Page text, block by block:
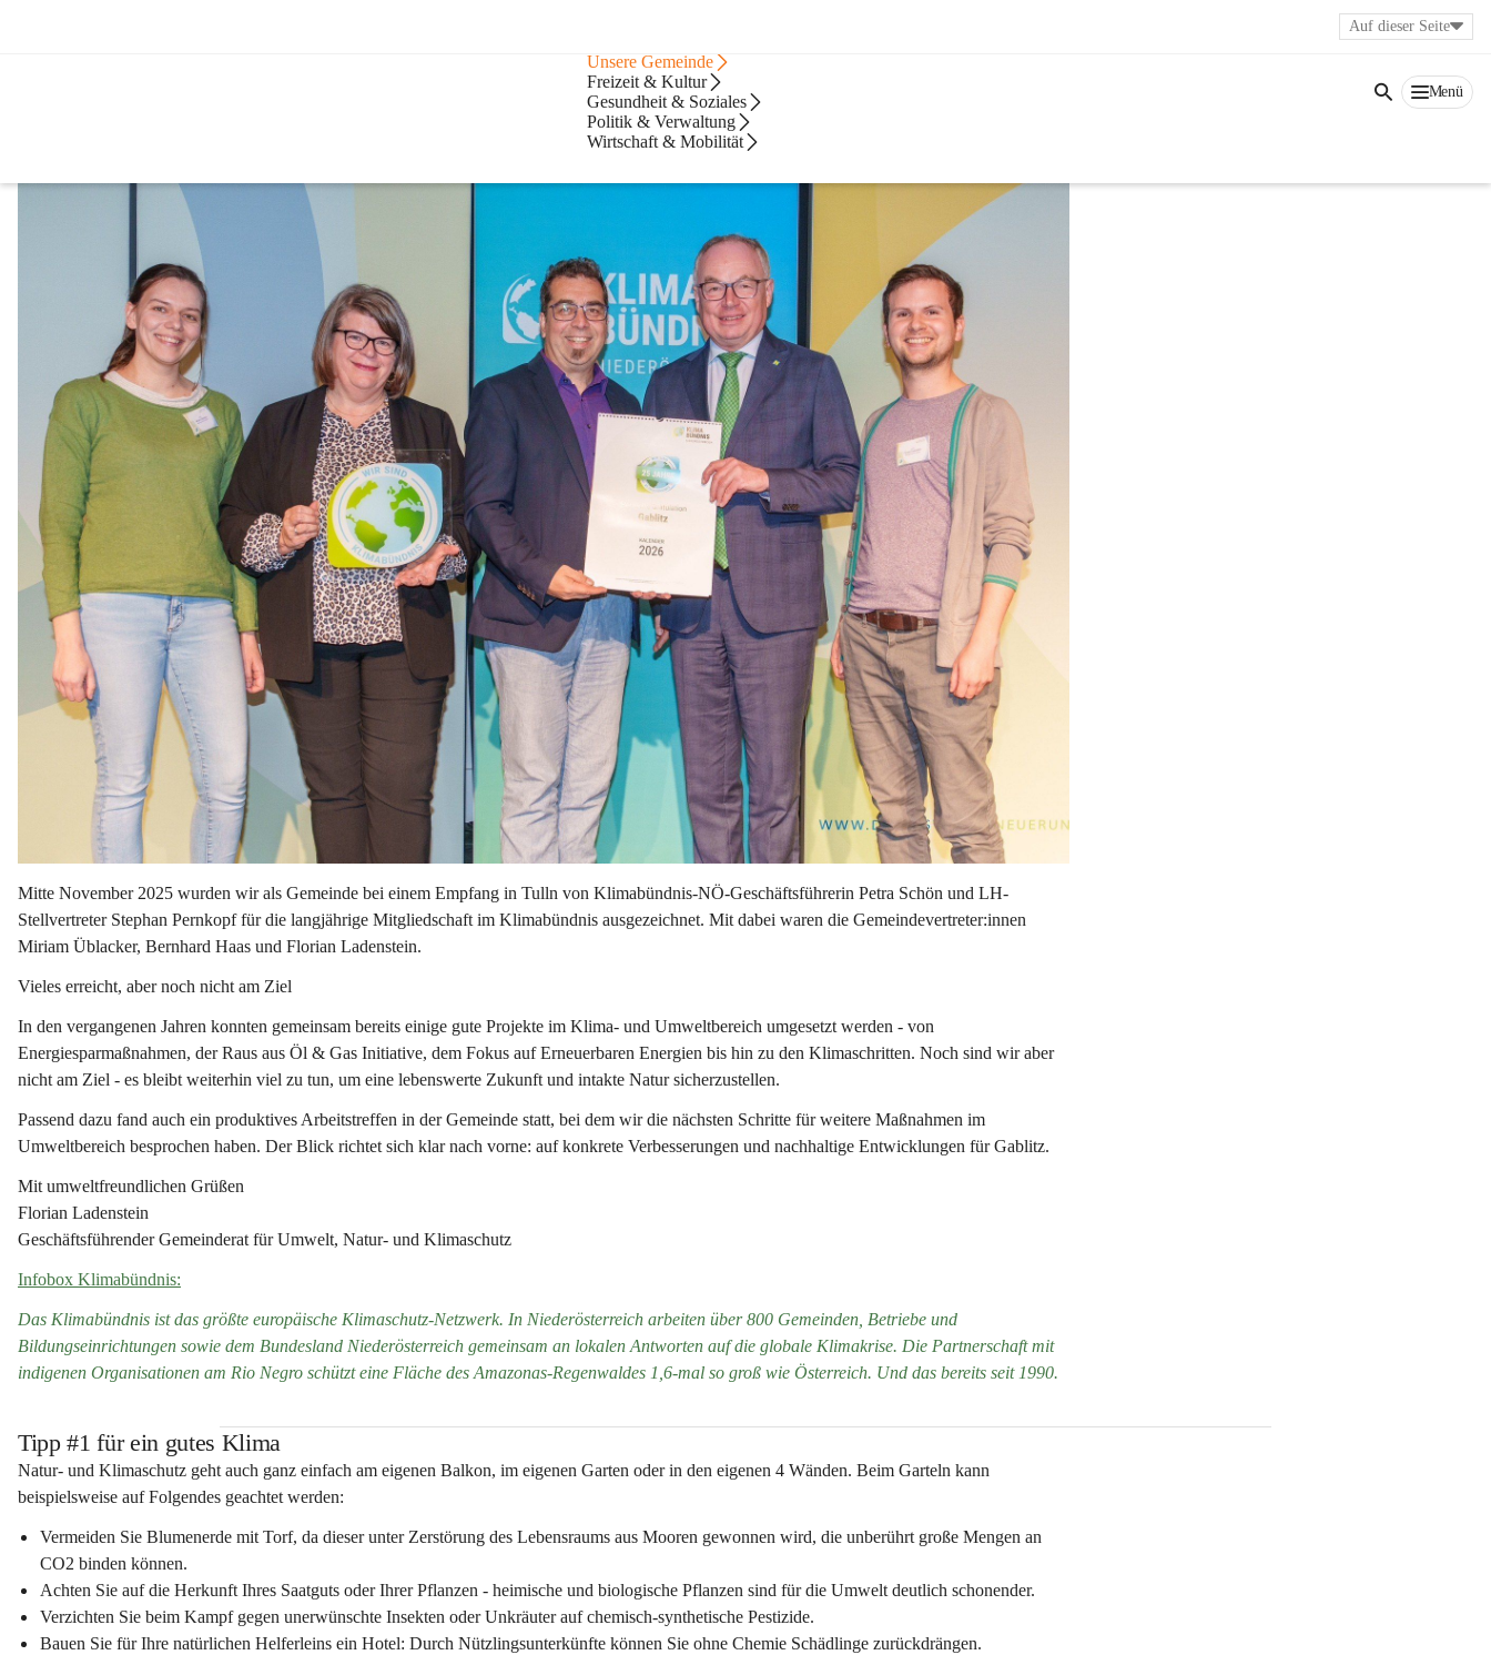
Unsere Gemeinde
Freizeit & Kultur
Gesundheit & Soziales
Politik & Verwaltung
Wirtschaft & Mobilität
Menü
Auf dieser Seite
Mitte November 2025 wurden wir als Gemeinde bei einem Empfang in Tulln von Klimabündnis-NÖ-Geschäftsführerin Petra Schön und LH-
Stellvertreter Stephan Pernkopf für die langjährige Mitgliedschaft im Klimabündnis ausgezeichnet. Mit dabei waren die Gemeindevertreter:innen
Miriam Üblacker, Bernhard Haas und Florian Ladenstein.
Vieles erreicht, aber noch nicht am Ziel
In den vergangenen Jahren konnten gemeinsam bereits einige gute Projekte im Klima- und Umweltbereich umgesetzt werden - von
Energiesparmaßnahmen, der Raus aus Öl & Gas Initiative, dem Fokus auf Erneuerbaren Energien bis hin zu den Klimaschritten. Noch sind wir aber
nicht am Ziel - es bleibt weiterhin viel zu tun, um eine lebenswerte Zukunft und intakte Natur sicherzustellen.
Passend dazu fand auch ein produktives Arbeitstreffen in der Gemeinde statt, bei dem wir die nächsten Schritte für weitere Maßnahmen im
Umweltbereich besprochen haben. Der Blick richtet sich klar nach vorne: auf konkrete Verbesserungen und nachhaltige Entwicklungen für Gablitz.
Mit umweltfreundlichen Grüßen
Florian Ladenstein
Geschäftsführender Gemeinderat für Umwelt, Natur- und Klimaschutz
Infobox Klimabündnis:
Das Klimabündnis ist das größte europäische Klimaschutz-Netzwerk. In Niederösterreich arbeiten über 800 Gemeinden, Betriebe und
Bildungseinrichtungen sowie dem Bundesland Niederösterreich gemeinsam an lokalen Antworten auf die globale Klimakrise. Die Partnerschaft mit
indigenen Organisationen am Rio Negro schützt eine Fläche des Amazonas-Regenwaldes 1,6-mal so groß wie Österreich. Und das bereits seit 1990.
Tipp #1 für ein gutes Klima
Natur- und Klimaschutz geht auch ganz einfach am eigenen Balkon, im eigenen Garten oder in den eigenen 4 Wänden. Beim Garteln kann
beispielsweise auf Folgendes geachtet werden:
Vermeiden Sie Blumenerde mit Torf, da dieser unter Zerstörung des Lebensraums aus Mooren gewonnen wird, die unberührt große Mengen an
CO2 binden können.
Achten Sie auf die Herkunft Ihres Saatguts oder Ihrer Pflanzen - heimische und biologische Pflanzen sind für die Umwelt deutlich schonender.
Verzichten Sie beim Kampf gegen unerwünschte Insekten oder Unkräuter auf chemisch-synthetische Pestizide.
Bauen Sie für Ihre natürlichen Helferleins ein Hotel: Durch Nützlingsunterkünfte können Sie ohne Chemie Schädlinge zurückdrängen.